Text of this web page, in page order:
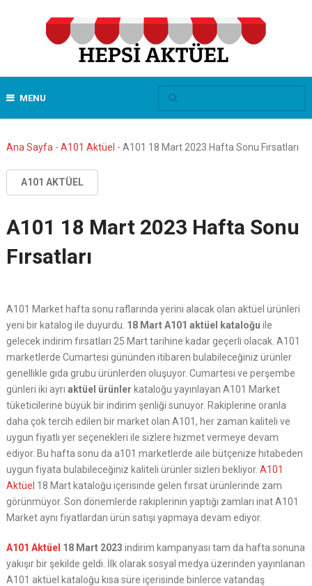
MENU
Ana Sayfa - A101 Aktüel - A101 18 Mart 2023 Hafta Sonu Fırsatları
A101 AKTÜEL
A101 18 Mart 2023 Hafta Sonu
Fırsatları
A101 Market hafta sonu raflarında yerini alacak olan aktüel ürünleri
yeni bir katalog ile duyurdu. 18 Mart A101 aktüel kataloğu ile
gelecek indirim fırsatları 25 Mart tarihine kadar geçerli olacak. A101
marketlerde Cumartesi gününden itibaren bulabileceğiniz ürünler
genellikle gıda grubu ürünlerden oluşuyor. Cumartesi ve perşembe
günleri iki ayrı aktüel ürünler kataloğu yayınlayan A101 Market
tüketicilerine büyük bir indirim şenliği sunuyor. Rakiplerine oranla
daha çok tercih edilen bir market olan A101, her zaman kaliteli ve
uygun fiyatlı yer seçenekleri ile sizlere hizmet vermeye devam
ediyor. Bu hafta sonu da a101 marketlerde aile bütçenize hitabeden
uygun fiyata bulabileceğiniz kaliteli ürünler sizleri bekliyor. A101
Aktüel 18 Mart kataloğu içerisinde gelen fırsat ürünlerinde zam
görünmüyor. Son dönemlerde rakiplerinin yaptığı zamları inat A101
Market aynı fiyatlardan ürün satışı yapmaya devam ediyor.
A101 Aktüel 18 Mart 2023 indirim kampanyası tam da hafta sonuna
yakışır bir şekilde geldi. İlk olarak sosyal medya üzerinden yayınlanan
A101 aktüel kataloğu kısa süre içerisinde binlerce vatandaş